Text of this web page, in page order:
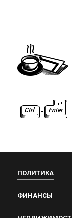
ПОЛИТИКА
ФИНАНСЫ